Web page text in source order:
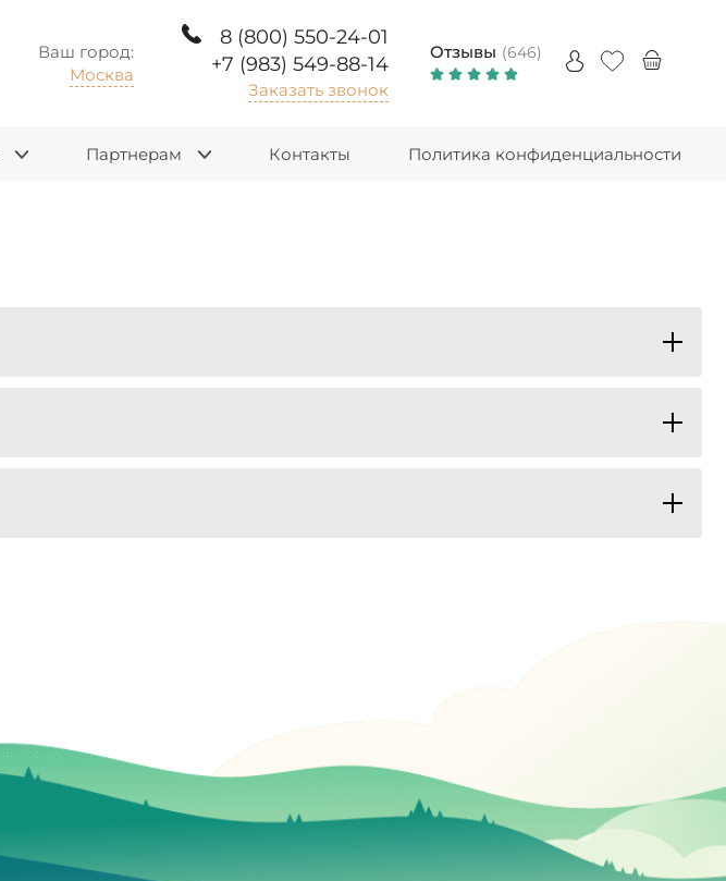
Ваш город:
Москва
8 (800) 550-24-01
+7 (983) 549-88-14
Заказать звонок
Отзывы (646)
Партнерам Контакты Политика конфиденциальности